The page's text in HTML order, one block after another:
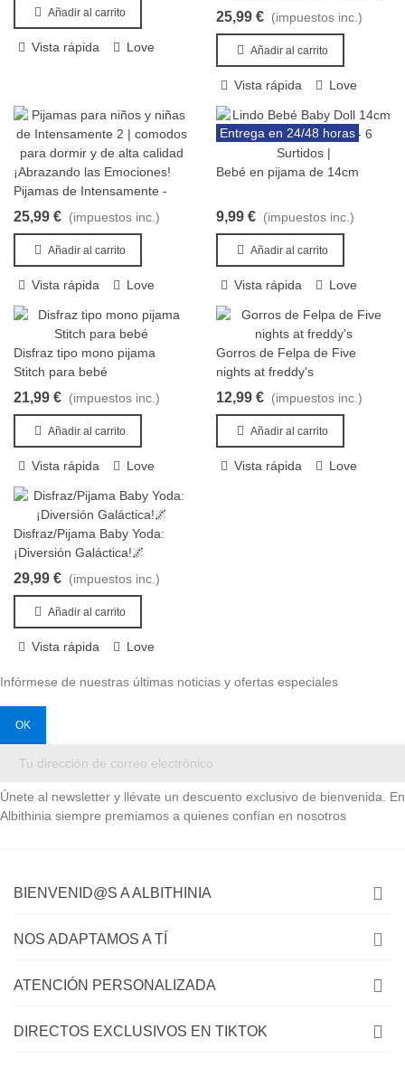
Añadir al carrito
Vista rápida Love
Siestita y Amigos
25,99 € (impuestos inc.)
Añadir al carrito
Vista rápida Love
¡Abrazando las Emociones!
Pijamas de Intensamente -
Pijamas de Intensamente:
¡Dulces Sueños con Alegría!
25,99 € (impuestos inc.)
Añadir al carrito
Vista rápida Love
Entrega en 24/48 horas
Añadir al carrito
Bebé en pijama de 14cm
9,99 € (impuestos inc.)
Añadir al carrito
Vista rápida Love
Añadir al carrito
Disfraz tipo mono pijama
Stitch para bebé
21,99 € (impuestos inc.)
Añadir al carrito
Vista rápida Love
Añadir al carrito
Gorros de Felpa de Five
nights at freddy's
12,99 € (impuestos inc.)
Añadir al carrito
Vista rápida Love
Añadir al carrito
Disfraz/Pijama Baby Yoda:
¡Diversión Galáctica!🌌
29,99 € (impuestos inc.)
Añadir al carrito
Vista rápida Love
Infórmese de nuestras últimas noticias y ofertas especiales
Únete al newsletter y llévate un descuento exclusivo de bienvenida. En
Albithinia siempre premiamos a quienes confían en nosotros
BIENVENID@S A ALBITHINIA
NOS ADAPTAMOS A TÍ
ATENCIÓN PERSONALIZADA
DIRECTOS EXCLUSIVOS EN TIKTOK